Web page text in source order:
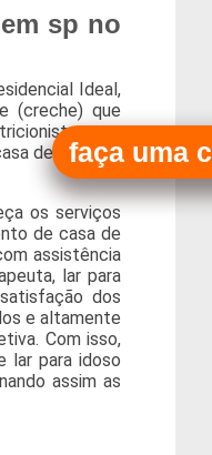
sp no
Ideal,
(creche) que
que
de repouso
os serviços
de casa de
assistência
lar para
dos
e altamente
Com isso,
lar para idoso
assim as
faça uma